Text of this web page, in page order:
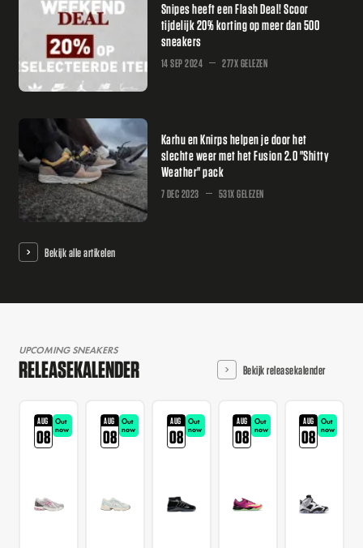
Snipes heeft een Flash Deal! Scoor
tijdelijk 20% korting op meer dan 500
sneakers
14 SEP 2024 277X GELEZEN
Karhu en Knirps helpen je door het
slechte weer met het Fusion 2.0 "Shitty
Weather" pack
7 DEC 2023 531X GELEZEN
Bekijk alle artikelen
UPCOMING SNEAKERS
RELEASEKALENDER Bekijk releasekalender
AUG
08
Out
now
AUG
08
Out
now
AUG
08
Out
now
AUG
08
Out
now
AUG
08
Out
now